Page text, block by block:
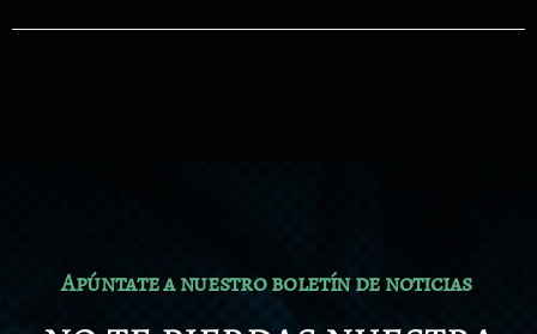
Apúntate a nuestro boletín de noticias